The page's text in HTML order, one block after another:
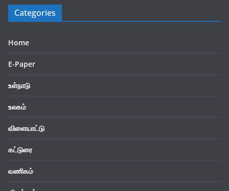
Categories
Home
E-Paper
உள்நாடு
உலகம்
விளையாட்டு
கட்டுரை
வணிகம்